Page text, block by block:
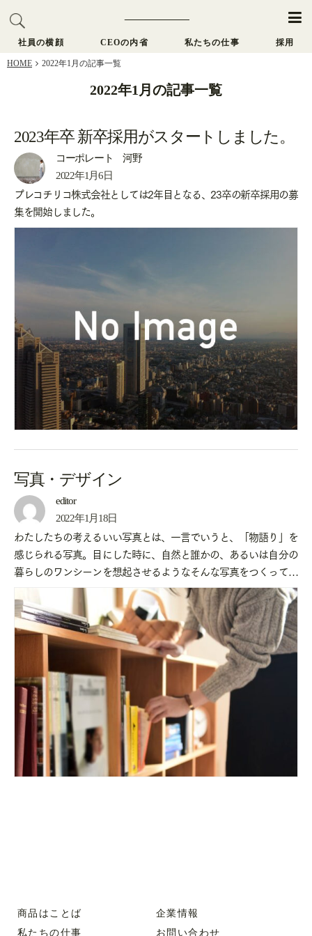
社員の横顔 CEOの内省 私たちの仕事 採用
HOME 2022年1月の記事一覧
2022年1月の記事一覧
2023年卒 新卒採用がスタートしました。
コーポレート 河野
2022年1月6日
プレコチリコ株式会社としては2年目となる、23卒の新卒採用の募
集を開始しました。
写真・デザイン
editor
2022年1月18日
わたしたちの考えるいい写真とは、一言でいうと、「物語り」を
感じられる写真。目にした時に、自然と誰かの、あるいは自分の
暮らしのワンシーンを想起させるようなそんな写真をつくってい
きたいと考えています。
商品はことば
私たちの仕事
企業情報
お問い合わせ